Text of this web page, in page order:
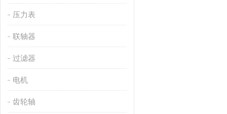
压力表
联轴器
过滤器
电机
齿轮轴